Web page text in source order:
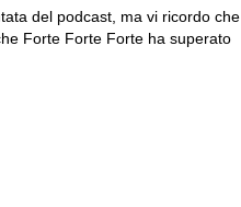
del podcast, ma vi ricordo che
Forte Forte Forte ha superato